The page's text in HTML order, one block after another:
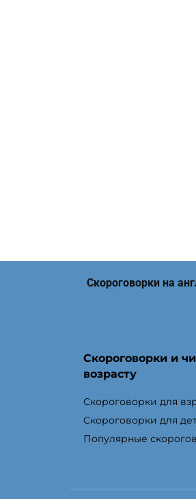
Скороговорки на
Скороговорки и
возрасту
Скороговорки для
Скороговорки для
Популярные